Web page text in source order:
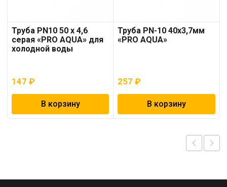
Труба PN10 50 x 4,6
серая «PRO AQUA» для
холодной воды
147 ₽
В корзину
Труба PN-10 40х3,7мм
«PRO AQUA»
257₽
В корзину